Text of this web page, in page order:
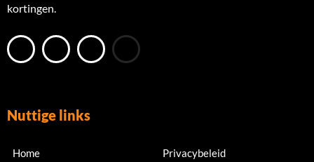
kortingen.
Nuttige links
Home Privacybeleid